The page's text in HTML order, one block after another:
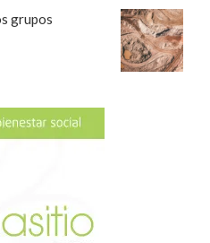
grupos